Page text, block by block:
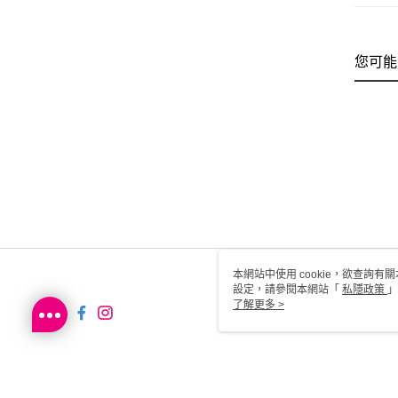
您可
本網站中使用 cookie，欲查詢有
設定，請參閱本網站「 私隱政策
用 cookie。
了解更多 >